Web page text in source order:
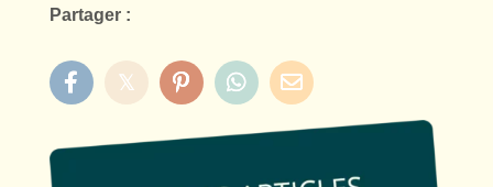
Partager :